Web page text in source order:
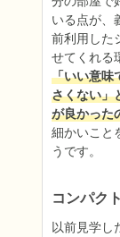
いる点が、
前利用した
せてくれる
「いい意味
さくない」
が良かった
細かいこと
うです。
コンパク
以前見学し